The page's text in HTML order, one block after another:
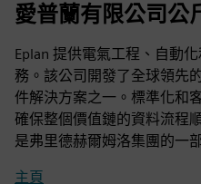
愛普蘭有限公司公
Eplan 提供電氣工程、自動
務。該公司開發了全球領先
件解決方案之一。標準化和
確保整個價值鏈的資料流程
是弗里德赫爾姆洛集團的一
主頁